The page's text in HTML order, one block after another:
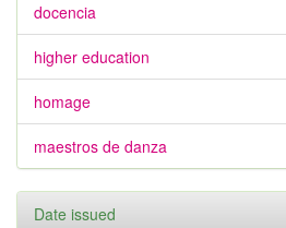
docencia
higher education
homage
maestros de danza
Date issued